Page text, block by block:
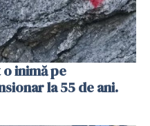
inimă pe
la 55 de ani.